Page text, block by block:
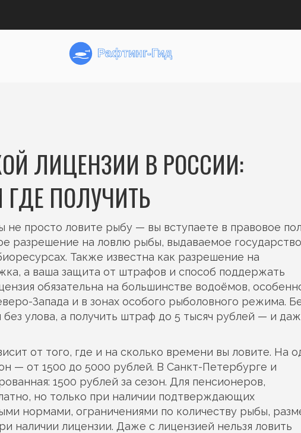
ЛИЦЕНЗИИ В РОССИИ:
ПОЛУЧИТЬ
не просто ловите рыбу — вы вступаете в правовое
разрешение на ловлю рыбы, выдаваемое
. Также известна как разрешение на
а ваша защита от штрафов и способ поддержать
обязательна на большинстве водоёмов,
Запада и в зонах особого рыболовного режима.
улова, а получить штраф до 5 тысяч рублей — и
от того, где и на сколько времени вы ловите. На
— от 1500 до 5000 рублей. В Санкт-Петербурге и
1500 рублей за сезон. Для пенсионеров,
но только при наличии подтверждающих
нормами, ограничениями по количеству рыбы,
наличии лицензии. Даже с лицензией нельзя ловить